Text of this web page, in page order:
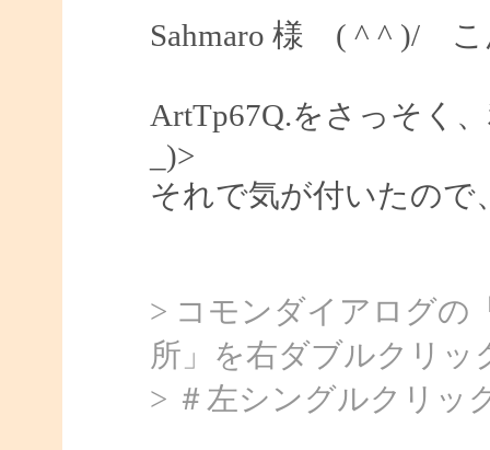
Sahmaro 様 ( ^ ^ )/ こ
ArtTp67Q.をさっそく
_)>
それで気が付いたの
> コモンダイアログの
所」を右ダブルクリッ
> ＃左シングルクリッ